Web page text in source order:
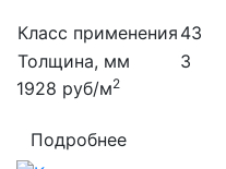
Класс применения 43
Толщина, мм
3
1928 руб/м2
Подробнее